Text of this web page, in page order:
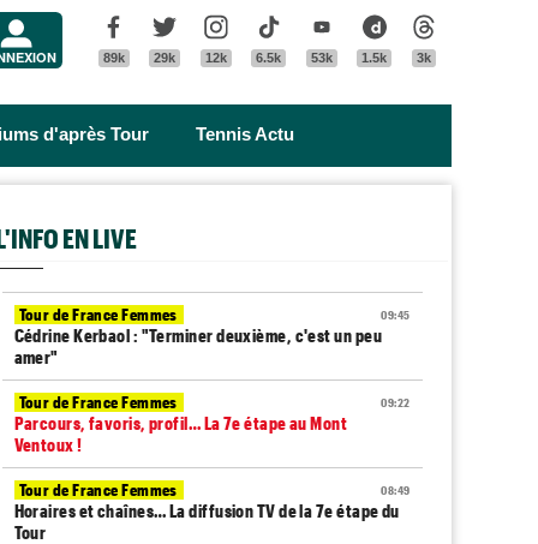
Facebook
89k
Twitter
29k
Instagram
12k
Tik Tok
6.5k
Youtube
53k
Dailymotion
1.5k 3k
d'après Tour Tennis Actu
EN LIVE
09:45
Tour de France Femmes
Cédrine Kerbaol : "Terminer deuxième, c'est un peu
amer"
09:22
Tour de France Femmes
Parcours, favoris, profil… La 7e étape au Mont
Ventoux !
08:49
Tour de France Femmes
Horaires et chaînes… La diffusion TV de la 7e étape du
Tour